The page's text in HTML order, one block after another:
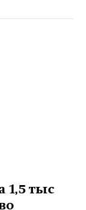
1,5 тыс